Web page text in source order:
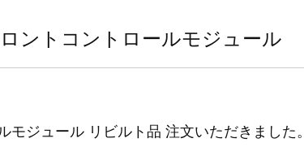
ントコントロールモジュール
ジュール リビルト品 注文いただきました。